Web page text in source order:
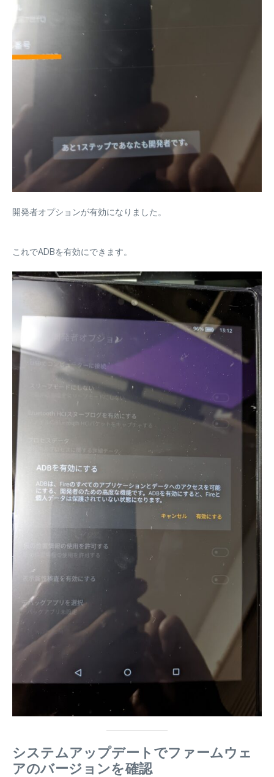
開発者オプションが有効になりました。
これでADBを有効にできます。
システムアップデートでファームウェ
アのバージョンを確認